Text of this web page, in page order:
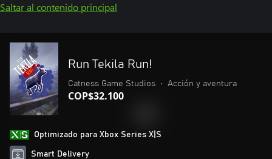
Saltar al contenido principal
Run Tekila Run!
Catness Game Studios • Acción y aventura
COP$32.100
Optimizado para Xbox Series X|S
Smart Delivery